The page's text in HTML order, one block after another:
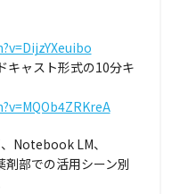
キャスト形式の10分キ
Notebook LM、
部での活用シーン別